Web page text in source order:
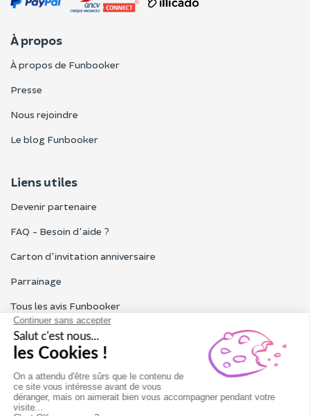
À propos
À propos de Funbooker
Presse
Nous rejoindre
Le blog Funbooker
Liens utiles
Devenir partenaire
FAQ - Besoin d'aide ?
Carton d'invitation anniversaire
Parrainage
Tous les avis Funbooker
Particuliers, entreprises, professionnels
Notre service client est ouvert du lundi au vendredi de 9h à 18h
Nous contacter